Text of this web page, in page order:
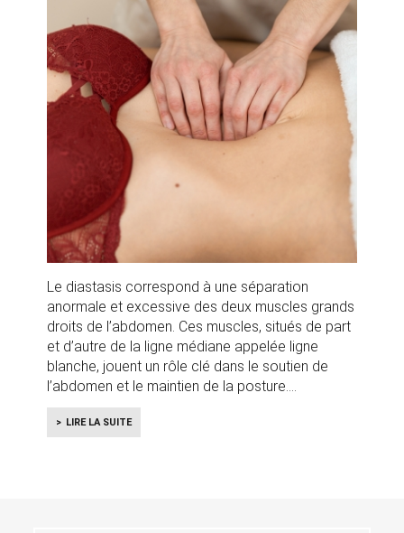
Le diastasis correspond à une séparation
anormale et excessive des deux muscles grands
droits de l’abdomen. Ces muscles, situés de part
et d’autre de la ligne médiane appelée ligne
blanche, jouent un rôle clé dans le soutien de
l’abdomen et le maintien de la posture.
LIRE LA SUITE